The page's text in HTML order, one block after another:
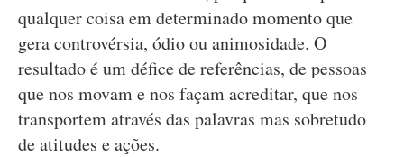
qualquer coisa em determinado momento que
gera controvérsia, ódio ou animosidade. O
resultado é um défice de referências, de pessoas
que nos movam e nos façam acreditar, que nos
transportem através das palavras mas sobretudo
de atitudes e ações.